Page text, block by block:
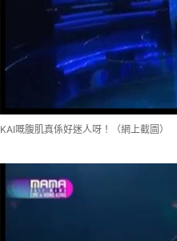
KAI嘅腹肌真係好迷人呀！（網上截圖）